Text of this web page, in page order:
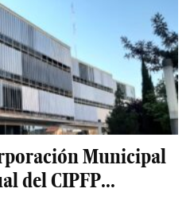
Municipal
del CIPFP...